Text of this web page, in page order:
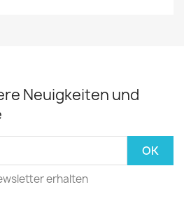
Neuigkeiten und
erhalten